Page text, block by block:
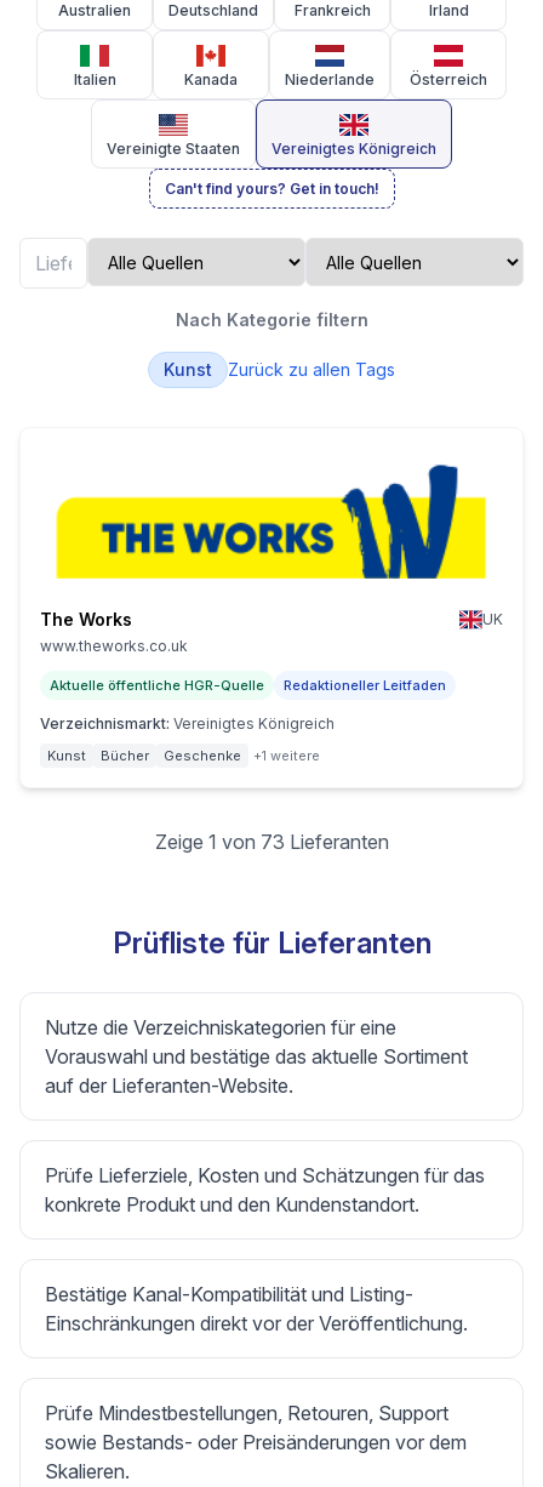
Australien Deutschland Frankreich Irland
Italien Kanada Niederlande Österreich
Vereinigte Staaten Vereinigtes Königreich
Can't find yours? Get in touch!
Nach Kategorie filtern
Kunst Zurück zu allen Tags
The Works
UK
www.theworks.co.uk
Aktuelle öffentliche HGR-Quelle Redaktioneller Leitfaden
Verzeichnismarkt: Vereinigtes Königreich
Kunst Bücher Geschenke +1 weitere
Zeige 1 von 73 Lieferanten
Prüfliste für Lieferanten
Nutze die Verzeichniskategorien für eine
Vorauswahl und bestätige das aktuelle Sortiment
auf der Lieferanten-Website.
Prüfe Lieferziele, Kosten und Schätzungen für das
konkrete Produkt und den Kundenstandort.
Bestätige Kanal-Kompatibilität und Listing-
Einschränkungen direkt vor der Veröffentlichung.
Prüfe Mindestbestellungen, Retouren, Support
sowie Bestands- oder Preisänderungen vor dem
Skalieren.